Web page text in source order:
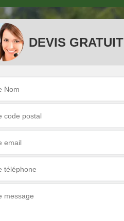
Entreprise abattage
DEVIS GRATUIT